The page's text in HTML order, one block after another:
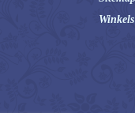
Winkels